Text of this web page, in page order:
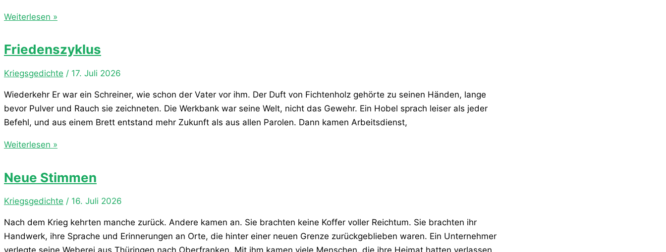
Der
Krieg
Weiterlesen »
Friedenszyklus
Kriegsgedichte / 17. Juli 2026
Wiederkehr Er war ein Schreiner, wie schon der Vater vor ihm. Der Duft von Fichtenholz gehörte zu seinen Händen, lange
bevor Pulver und Rauch sie zeichneten. Die Werkbank war seine Welt, nicht das Gewehr. Ein Hobel sprach leiser als jeder
Befehl, und aus einem Brett entstand mehr Zukunft als aus allen Parolen. Dann kamen Arbeitsdienst,
Friedenszyklus
Weiterlesen »
Neue Stimmen
Kriegsgedichte / 16. Juli 2026
Nach dem Krieg kehrten manche zurück. Andere kamen an. Sie brachten keine Koffer voller Reichtum. Sie brachten ihr
Handwerk, ihre Sprache und Erinnerungen an Orte, die hinter einer neuen Grenze zurückgeblieben waren. Ein Unternehmer